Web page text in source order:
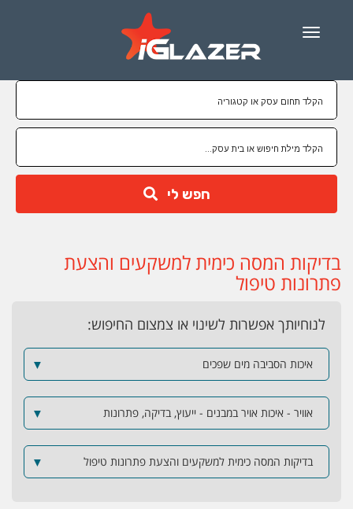
Menu
חפש לי
בדיקות המסה כימית למשקעים והצעת
פתרונות טיפול
לנוחיותך אפשרות לשינוי או צמצום החיפוש:
איכות הסביבה מים שפכים ▼
אוויר - איכות אויר במבנים - ייעוץ, בדיקה, פתרונות ▼
בדיקות המסה כימית למשקעים והצעת פתרונות טיפול ▼